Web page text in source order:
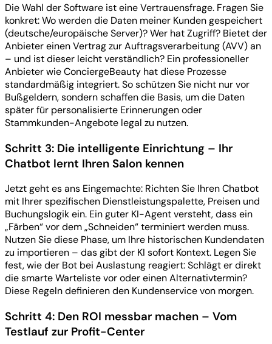
Die Wahl der Software ist eine Vertrauensfrage. Fragen Sie
konkret: Wo werden die Daten meiner Kunden gespeichert
(deutsche/europäische Server)? Wer hat Zugriff? Bietet der
Anbieter einen Vertrag zur Auftragsverarbeitung (AVV) an
– und ist dieser leicht verständlich? Ein professioneller
Anbieter wie ConciergeBeauty hat diese Prozesse
standardmäßig integriert. So schützen Sie nicht nur vor
Bußgeldern, sondern schaffen die Basis, um die Daten
später für personalisierte Erinnerungen oder
Stammkunden-Angebote legal zu nutzen.
Schritt 3: Die intelligente Einrichtung – Ihr
Chatbot lernt Ihren Salon kennen
Jetzt geht es ans Eingemachte: Richten Sie Ihren Chatbot
mit Ihrer spezifischen Dienstleistungspalette, Preisen und
Buchungslogik ein. Ein guter KI-Agent versteht, dass ein
„Färben“ vor dem „Schneiden“ terminiert werden muss.
Nutzen Sie diese Phase, um Ihre historischen Kundendaten
zu importieren – das gibt der KI sofort Kontext. Legen Sie
fest, wie der Bot bei Auslastung reagiert: Schlägt er direkt
die smarte Warteliste vor oder einen Alternativtermin?
Diese Regeln definieren den Kundenservice von morgen.
Schritt 4: Den ROI messbar machen – Vom
Testlauf zur Profit-Center